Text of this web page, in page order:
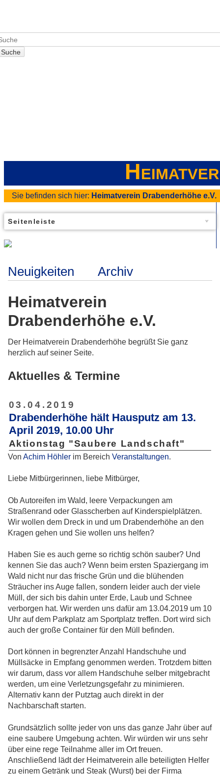
Suche
Sie befinden sich hier: Heimatverein Drabenderhöhe e.V.
Seitenleiste
Neuigkeiten Archiv
Heimatverein
Drabenderhöhe e.V.
Der Heimatverein Drabenderhöhe begrüßt Sie ganz
herzlich auf seiner Seite.
Aktuelles & Termine
03.04.2019
Drabenderhöhe hält Hausputz am 13.
April 2019, 10.00 Uhr
Aktionstag "Saubere Landschaft"
Von Achim Höhler im Bereich Veranstaltungen.
Liebe Mitbürgerinnen, liebe Mitbürger,
Ob Autoreifen im Wald, leere Verpackungen am
Straßenrand oder Glasscherben auf Kinderspielplätzen.
Wir wollen dem Dreck in und um Drabenderhöhe an den
Kragen gehen und Sie wollen uns helfen?
Haben Sie es auch gerne so richtig schön sauber? Und
kennen Sie das auch? Wenn beim ersten Spaziergang im
Wald nicht nur das frische Grün und die blühenden
Sträucher ins Auge fallen, sondern leider auch der viele
Müll, der sich bis dahin unter Erde, Laub und Schnee
verborgen hat. Wir werden uns dafür am 13.04.2019 um 10
Uhr auf dem Parkplatz am Sportplatz treffen. Dort wird sich
auch der große Container für den Müll befinden.
Dort können in begrenzter Anzahl Handschuhe und
Müllsäcke in Empfang genommen werden. Trotzdem bitten
wir darum, dass vor allem Handschuhe selber mitgebracht
werden, um eine Verletzungsgefahr zu minimieren.
Alternativ kann der Putztag auch direkt in der
Nachbarschaft starten.
Grundsätzlich sollte jeder von uns das ganze Jahr über auf
eine saubere Umgebung achten. Wir würden wir uns sehr
über eine rege Teilnahme aller im Ort freuen.
Anschließend lädt der Heimatverein alle beteiligten Helfer
zu einem Getränk und Steak (Wurst) bei der Firma